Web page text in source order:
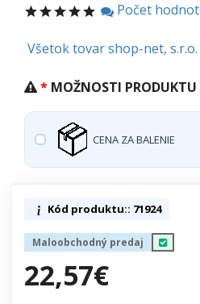
Počet
Všetok tovar shop-net, s.r.o.
MOŽNOSTI PRODUKTU
CENA ZA BALENIE
Kód produktu:: 71924
Maloobchodný predaj
22,57€